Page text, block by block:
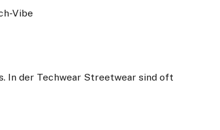
Vibe
In der Techwear Streetwear sind oft